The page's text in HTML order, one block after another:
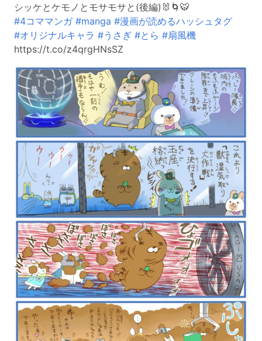
シッケとケモノとモサモサと(後編)🐰🌀🐯
#4コママンガ #manga #漫画が読めるハッシュタグ
#オリジナルキャラ #うさぎ #とら #扇風機
https://t.co/z4qrgHNsSZ